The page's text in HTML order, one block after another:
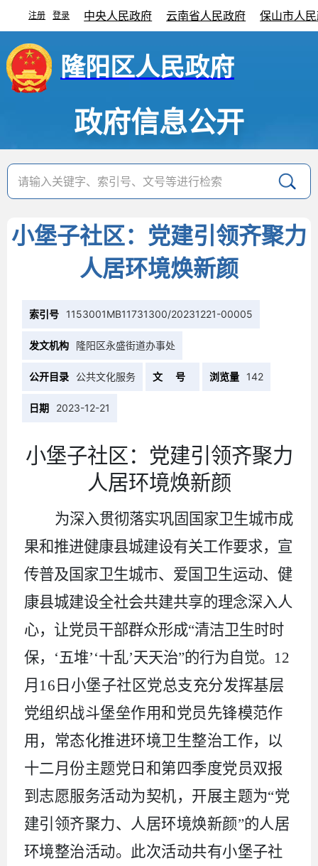
注册 登录 中央人民政府 云南省人民政府 保山市人
隆阳区人民政府
政府信息公开
小堡子社区：党建引领齐聚力
人居环境焕新颜
索引号 1153001MB11731300/20231221-00005
发文机构 隆阳区永盛街道办事处
公开目录 公共文化服务 文 号 浏览量 142
日期 2023-12-21
小堡子社区：党建引领齐聚力
人居环境焕新颜
为深入贯彻落实巩固国家卫生城市成
果和推进健康县城建设有关工作要求，宣
传普及国家卫生城市、爱国卫生运动、健
康县城建设全社会共建共享的理念深入人
心，让党员干部群众形成“清洁卫生时时
保，‘五堆’‘十乱’天天治”的行为自觉。 1 2
月 16 日小堡子社区党总支充分发挥基层
党组织战斗堡垒作用和党员先锋模范作
用，常态化推进环境卫生整治工作，以
十二月份主题党日和第四季度党员双报
到志愿服务活动为契机，开展主题为“党
建引领齐聚力、人居环境焕新颜”的人居
环境整治活动。此次活动共有小堡子社